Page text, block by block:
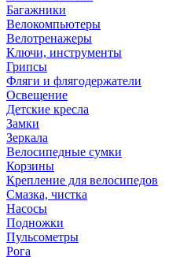
Багажники
Велокомпьютеры
Велотренажеры
Ключи, инструменты
Грипсы
Фляги и флягодержатели
Освещение
Детские кресла
Замки
Зеркала
Велосипедные сумки
Корзины
Крепление для велосипедов
Смазка, чистка
Насосы
Подножки
Пульсометры
Рога